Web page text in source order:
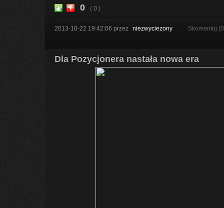
0 ( 0 )
2013-10-22 19:42:06 przez niezwyciezony Skomentuj
Dla Pozycjonera nastała nowa era